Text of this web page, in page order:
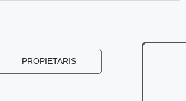
PROPIETARIS